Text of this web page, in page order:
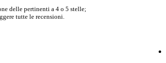
delle pertinenti a 4 o 5 stelle;
tutte le recensioni.